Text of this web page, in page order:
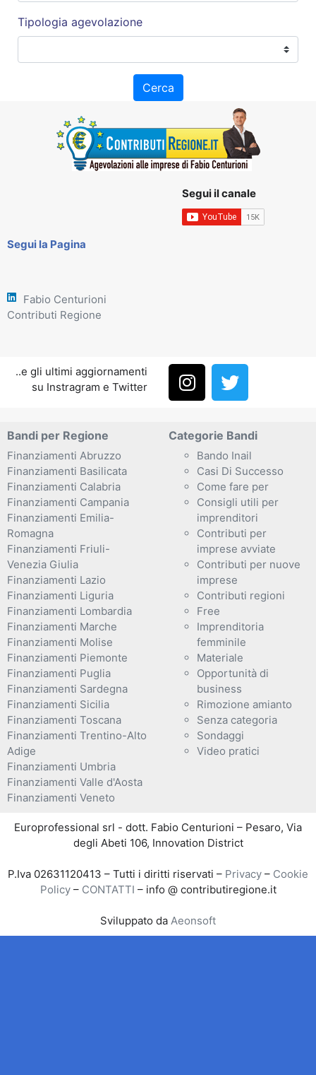
Tipologia agevolazione
Cerca
Segui il canale
Segui la Pagina
Fabio Centurioni
Contributi Regione
..e gli ultimi aggiornamenti
su Instragram e Twitter
Bandi per Regione
Finanziamenti Abruzzo
Finanziamenti Basilicata
Finanziamenti Calabria
Finanziamenti Campania
Finanziamenti Emilia-
Romagna
Finanziamenti Friuli-
Venezia Giulia
Finanziamenti Lazio
Finanziamenti Liguria
Finanziamenti Lombardia
Finanziamenti Marche
Finanziamenti Molise
Finanziamenti Piemonte
Finanziamenti Puglia
Finanziamenti Sardegna
Finanziamenti Sicilia
Finanziamenti Toscana
Finanziamenti Trentino-Alto
Adige
Finanziamenti Umbria
Finanziamenti Valle d'Aosta
Finanziamenti Veneto
Categorie Bandi
Bando Inail
Casi Di Successo
Come fare per
Consigli utili per
imprenditori
Contributi per
imprese avviate
Contributi per nuove
imprese
Contributi regioni
Free
Imprenditoria
femminile
Materiale
Opportunità di
business
Rimozione amianto
Senza categoria
Sondaggi
Video pratici
Europrofessional srl - dott. Fabio Centurioni – Pesaro, Via
degli Abeti 106, Innovation District
P.Iva 02631120413 – Tutti i diritti riservati – Privacy – Cookie
Policy– CONTATTI – info @ contributiregione.it
Sviluppato da Aeonsoft